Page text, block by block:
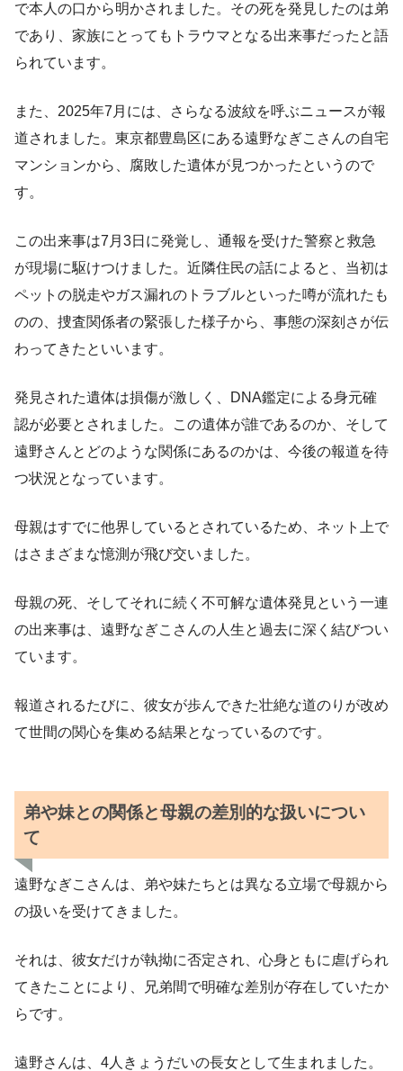
で本人の口から明かされました。その死を発見したのは弟
であり、家族にとってもトラウマとなる出来事だったと語
られています。
また、2025年7月には、さらなる波紋を呼ぶニュースが報
道されました。東京都豊島区にある遠野なぎこさんの自宅
マンションから、腐敗した遺体が見つかったというので
す。
この出来事は7月3日に発覚し、通報を受けた警察と救急
が現場に駆けつけました。近隣住民の話によると、当初は
ペットの脱走やガス漏れのトラブルといった噂が流れたも
のの、捜査関係者の緊張した様子から、事態の深刻さが伝
わってきたといいます。
発見された遺体は損傷が激しく、DNA鑑定による身元確
認が必要とされました。この遺体が誰であるのか、そして
遠野さんとどのような関係にあるのかは、今後の報道を待
つ状況となっています。
母親はすでに他界しているとされているため、ネット上で
はさまざまな憶測が飛び交いました。
母親の死、そしてそれに続く不可解な遺体発見という一連
の出来事は、遠野なぎこさんの人生と過去に深く結びつい
ています。
報道されるたびに、彼女が歩んできた壮絶な道のりが改め
て世間の関心を集める結果となっているのです。
弟や妹との関係と母親の差別的な扱いについ
て
遠野なぎこさんは、弟や妹たちとは異なる立場で母親から
の扱いを受けてきました。
それは、彼女だけが執拗に否定され、心身ともに虐げられ
てきたことにより、兄弟間で明確な差別が存在していたか
らです。
遠野さんは、4人きょうだいの長女として生まれました。